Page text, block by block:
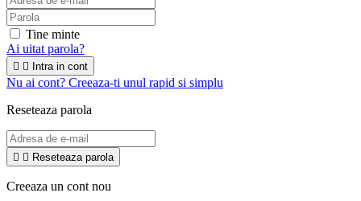
Tine minte
Ai uitat parola?
  Intra in cont
Nu ai cont? Creeaza-ti unul rapid si simplu
Reseteaza parola
  Reseteaza parola
Creeaza un cont nou